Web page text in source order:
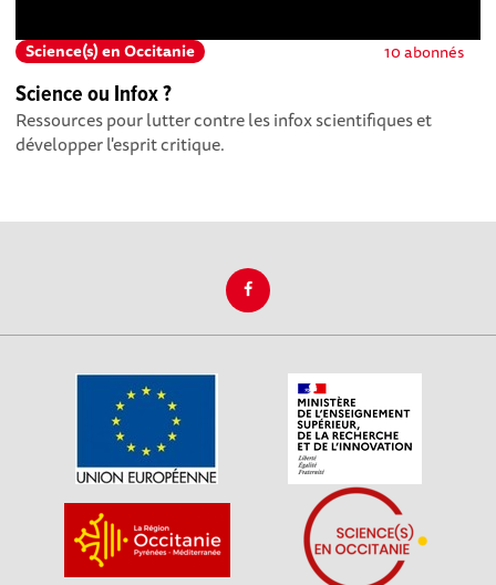
Science(s) en Occitanie 10 abonnés
Science ou Infox ?
Ressources pour lutter contre les infox scientifiques et
développer l'esprit critique.